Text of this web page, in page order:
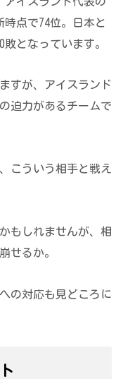
時点で74位。日本と
となっています。
すが、アイスランド
迫力があるチームで
こういう相手と戦え
もしれませんが、相
せるか。
の対応も見どころに